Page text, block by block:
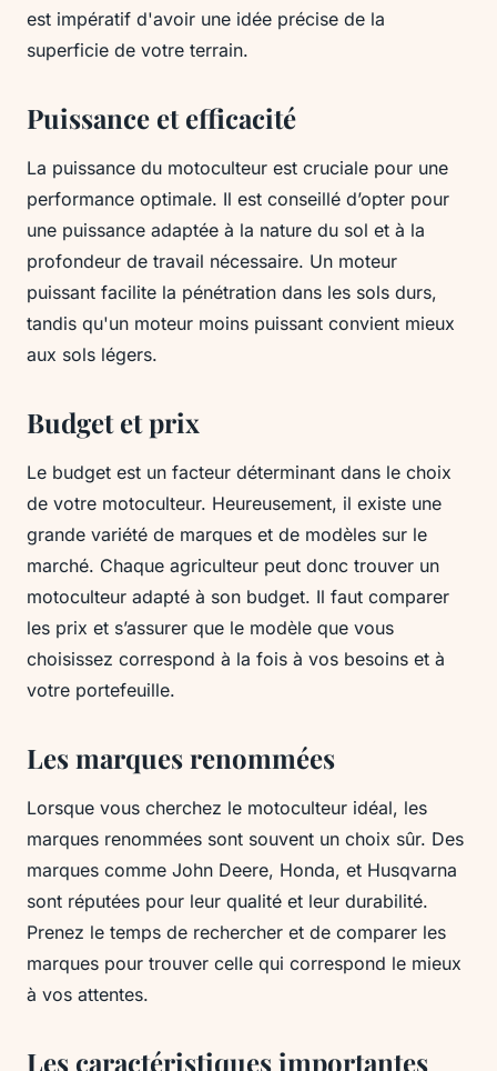
est impératif d'avoir une idée précise de la
superficie de votre terrain.
Puissance et efficacité
La puissance du motoculteur est cruciale pour une
performance optimale. Il est conseillé d’opter pour
une puissance adaptée à la nature du sol et à la
profondeur de travail nécessaire. Un moteur
puissant facilite la pénétration dans les sols durs,
tandis qu'un moteur moins puissant convient mieux
aux sols légers.
Budget et prix
Le budget est un facteur déterminant dans le choix
de votre motoculteur. Heureusement, il existe une
grande variété de marques et de modèles sur le
marché. Chaque agriculteur peut donc trouver un
motoculteur adapté à son budget. Il faut comparer
les prix et s’assurer que le modèle que vous
choisissez correspond à la fois à vos besoins et à
votre portefeuille.
Les marques renommées
Lorsque vous cherchez le motoculteur idéal, les
marques renommées sont souvent un choix sûr. Des
marques comme John Deere, Honda, et Husqvarna
sont réputées pour leur qualité et leur durabilité.
Prenez le temps de rechercher et de comparer les
marques pour trouver celle qui correspond le mieux
à vos attentes.
Les caractéristiques importantes